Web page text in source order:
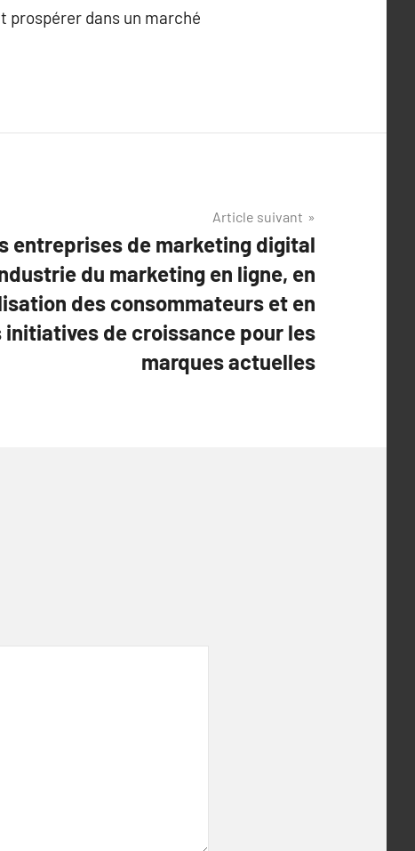
prospérer dans un marché
Article suivant
entreprises de marketing digital
du marketing en ligne, en
des consommateurs et en
de croissance pour les
marques actuelles